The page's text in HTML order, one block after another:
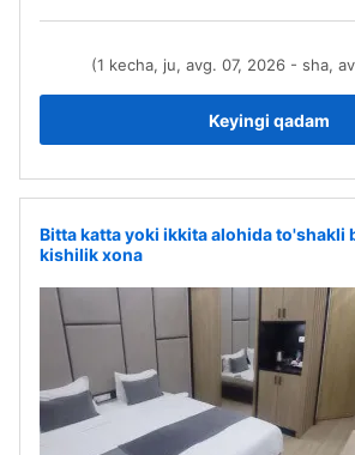
(1 kecha, ju, avg. 07, 2026 - sha,
Keyingi qadam
Bitta katta yoki ikkita alohida to'shakli
kishilik xona